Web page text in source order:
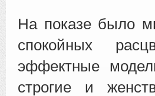
На показе было
спокойных
эффектные
строгие и